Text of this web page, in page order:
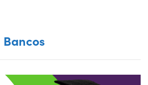
Bancos